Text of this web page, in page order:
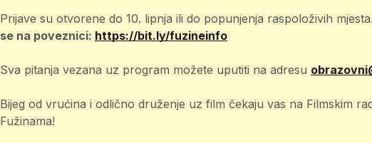
Prijave su otvorene do 10. lipnja ili do popunjenja raspoloživih mjesta.
se na poveznici: https://bit.ly/fuzineinfo
Sva pitanja vezana uz program možete uputiti na adresu
Bijeg od vrućina i odlično druženje uz film čekaju vas na Filmskim
Fužinama!